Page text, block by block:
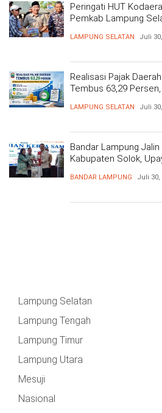
Peringati HUT
Pemkab Lampung
LAMPUNG SELATAN Juli
Realisasi Pajak
Tembus 63,29
LAMPUNG SELATAN Juli
Bandar Lampung
Kabupaten Solok,
BANDAR LAMPUNG Juli 30,
Lampung Selatan
Lampung Tengah
Lampung Timur
Lampung Utara
Mesuji
Nasional